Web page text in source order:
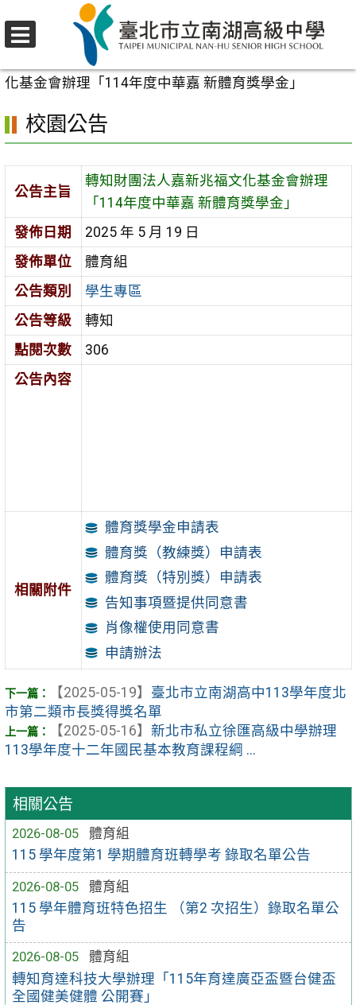
至
要
區
校園公告
化基金會辦理「114年度中華嘉 新體育獎學金」
相關公告
2026-08-05
體育組
115 學年度第1 學期體育班轉學考 錄取名單公告
2026-08-05
體育組
115 學年體育班特色招生 （第2 次招生）錄取名單公
告
2026-08-05
體育組
轉知育達科技大學辦理「115年育達廣亞盃暨台健盃
全國健美健體 公開賽」
校園公告
公告主旨
轉知財團法人嘉新兆福文化基金會辦理
「114年度中華嘉 新體育獎學金」
發佈日期
2025 年 5 月 19 日
發佈單位
體育組
公告類別
學生專區
公告等級
轉知
點閱次數
306
公告內容
相關附件
體育獎學金申請表
體育獎（教練獎）申請表
體育獎（特別獎）申請表
告知事項暨提供同意書
肖像權使用同意書
申請辦法
【2025-05-19】 臺北市立南湖高中113學年度北
市第二類市長獎得獎名單
【2025-05-16】 新北市私立徐匯高級中學辦理
113學年度十二年國民基本教育課程綱 ...
選
單